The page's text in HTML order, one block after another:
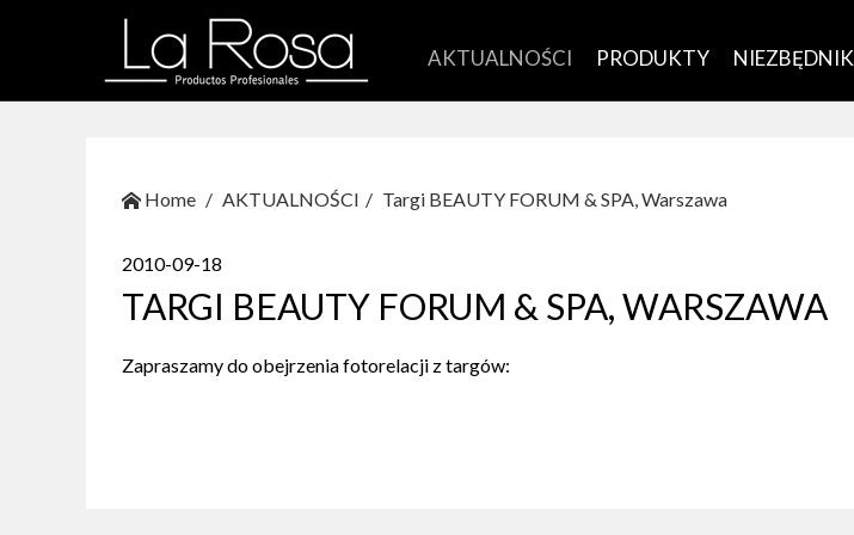
AKTUALNOŚCI PRODUKTY NIEZBĘDNIK
Home AKTUALNOŚCI Targi BEAUTY FORUM & SPA, Warszawa
2010-09-18
TARGI BEAUTY FORUM & SPA, WARSZAWA
Zapraszamy do obejrzenia fotorelacji z targów: